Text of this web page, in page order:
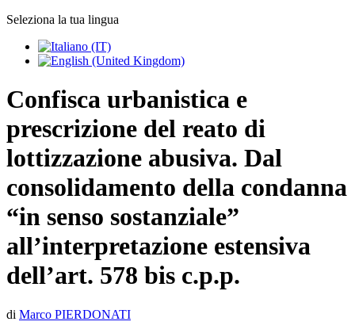
Seleziona la tua lingua
Confisca urbanistica e
prescrizione del reato di
lottizzazione abusiva. Dal
consolidamento della condanna
“in senso sostanziale”
all’interpretazione estensiva
dell’art. 578 bis c.p.p.
di Marco PIERDONATI